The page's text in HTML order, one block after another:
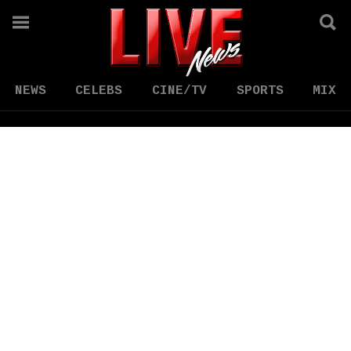
NEWS CELEBS CINE/TV SPORTS MIX